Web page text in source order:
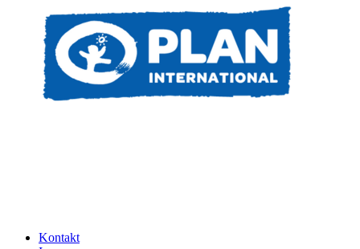
Kontakt